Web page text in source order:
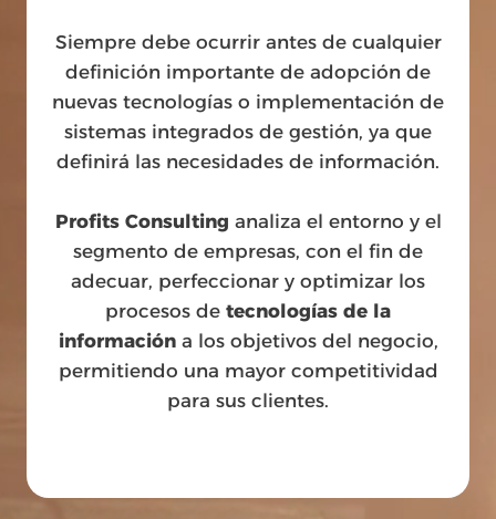
Siempre debe ocurrir antes de cualquier
definición importante de adopción de
nuevas tecnologías o implementación de
sistemas integrados de gestión, ya que
definirá las necesidades de información.
Profits Consulting analiza el entorno y el
segmento de empresas, con el fin de
adecuar, perfeccionar y optimizar los
procesos de tecnologías de la
informacióna los objetivos del negocio,
permitiendo una mayor competitividad
para sus clientes.